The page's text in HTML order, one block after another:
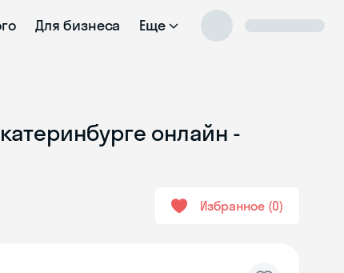
Для бизнеса Еще
онлайн -
Избранное 0